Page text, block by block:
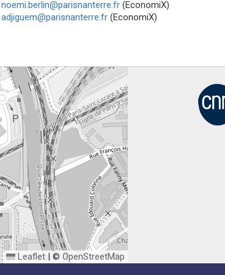
noemi.berlin@parisnanterre.fr(EconomiX)
adjiguem@parisnanterre.fr(EconomiX)
Leaflet |© OpenStreetMap